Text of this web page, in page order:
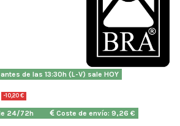
de las 13:30h (L-V) sale HOY
-10,20 €
24/72h Coste de envío: 9,26 €